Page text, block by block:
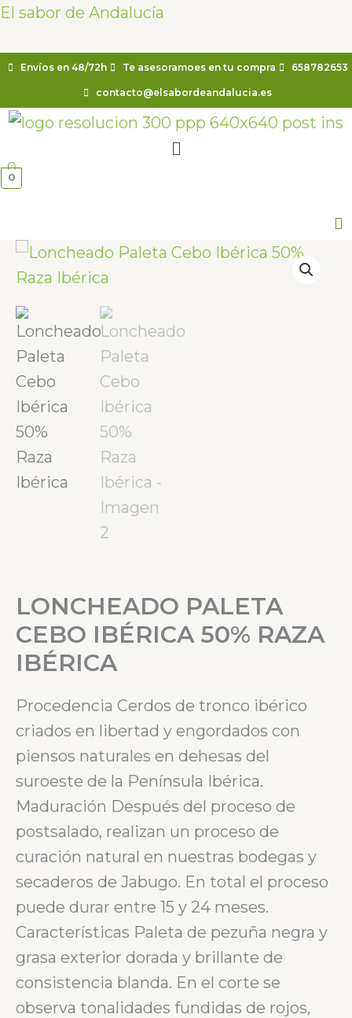
Ir
contenido
El sabor de Andalucía
Envíos en 48/72h Te asesoramoes en tu compra 658782653
contacto@elsabordeandalucia.es
Menú
0
LONCHEADO PALETA
CEBO IBÉRICA 50% RAZA
IBÉRICA
Procedencia Cerdos de tronco ibérico
criados en libertad y engordados con
piensos naturales en dehesas del
suroeste de la Península Ibérica.
Maduración Después del proceso de
postsalado, realizan un proceso de
curación natural en nuestras bodegas y
secaderos de Jabugo. En total el proceso
puede durar entre 15 y 24 meses.
Características Paleta de pezuña negra y
grasa exterior dorada y brillante de
consistencia blanda. En el corte se
observa tonalidades fundidas de rojos,
Loncheado
Paleta
Cebo
Ibérica
50%
Raza
Ibérica
cantidad